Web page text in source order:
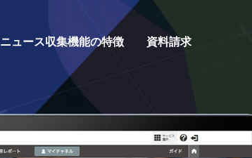
ニュース収集機能の特徴 資料請求